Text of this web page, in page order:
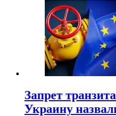
Запрет
Украину